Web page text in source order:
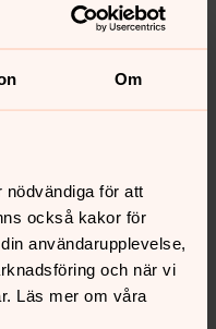
Om
för att
också kakor för
användarupplevelse,
och när vi
Läs mer om våra
Storsjöbygdens